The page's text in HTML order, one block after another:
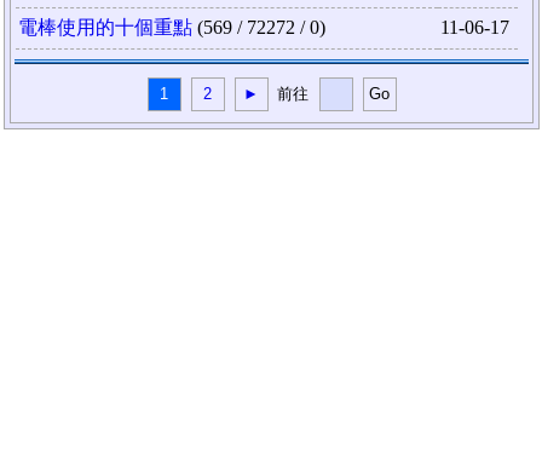
電棒使用的十個重點 (569 / 72272 / 0) 11-06-17
1 2 ► 前往 Go